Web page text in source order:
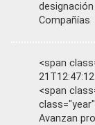
Compañías
<span
<span
Avanzan